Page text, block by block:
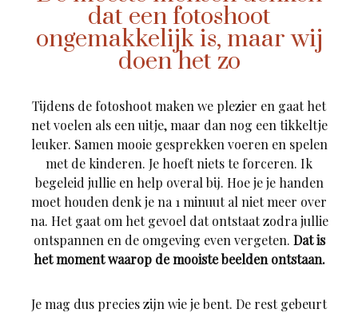
dat een fotoshoot
ongemakkelijk is, maar wij
doen het zo
Tijdens de fotoshoot maken we plezier en gaat het
net voelen als een uitje, maar dan nog een tikkeltje
leuker. Samen mooie gesprekken voeren en spelen
met de kinderen. Je hoeft niets te forceren. Ik
begeleid jullie en help overal bij. Hoe je je handen
moet houden denk je na 1 minuut al niet meer over
na. Het gaat om het gevoel dat ontstaat zodra jullie
ontspannen en de omgeving even vergeten. Dat is
het moment waarop de mooiste beelden ontstaan.
Je mag dus precies zijn wie je bent. De rest gebeurt